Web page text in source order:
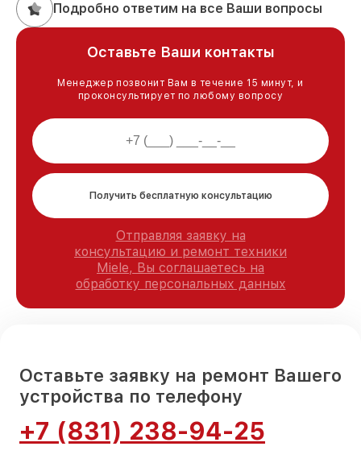
Подробно ответим на все Ваши вопросы
Оставьте Ваши контакты
Менеджер позвонит Вам в течение 15 минут, и
проконсультирует по любому вопросу
Получить бесплатную консультацию
Отправляя заявку на
консультацию и ремонт техники
Miele, Вы соглашаетесь на
обработку персональных данных
Оставьте заявку на ремонт Вашего
устройства по телефону
+7 (831) 238-94-25